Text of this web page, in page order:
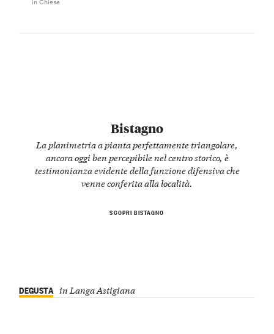
Bistagno
La planimetria a pianta perfettamente triangolare,
ancora oggi ben percepibile nel centro storico, è
testimonianza evidente della funzione difensiva che
venne conferita alla località.
SCOPRI BISTAGNO
DEGUSTA in Langa Astigiana